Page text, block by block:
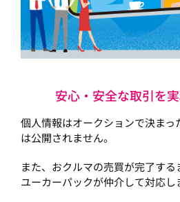
安心・安全な取引を
個人情報はオークションで決まっ
は公開されません。
また、おクルマの売買が完了する
ユーカーパックが仲介して対応し